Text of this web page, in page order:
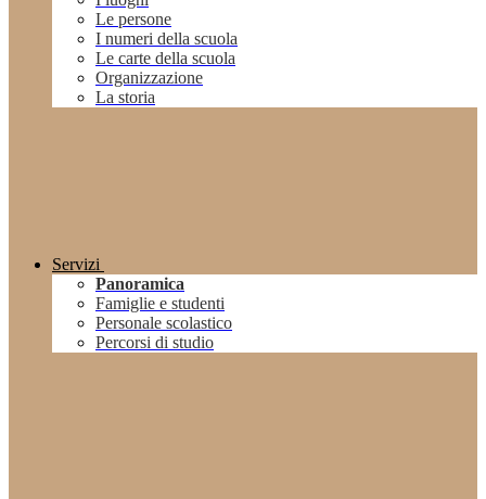
Le persone
I numeri della scuola
Le carte della scuola
Organizzazione
La storia
Servizi
Panoramica
Famiglie e studenti
Personale scolastico
Percorsi di studio